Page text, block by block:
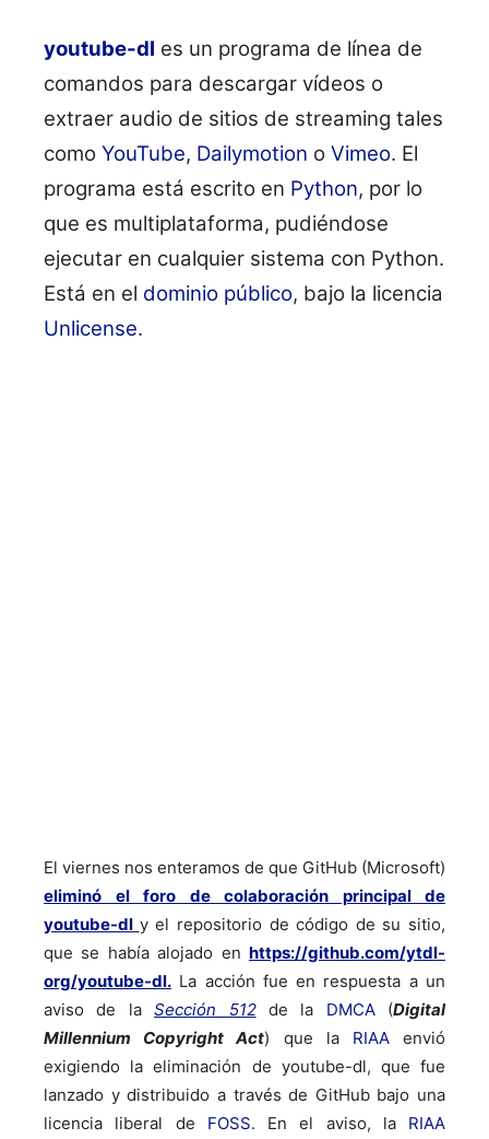
youtube-dl es un programa de línea de
comandos para descargar vídeos o
extraer audio de sitios de streaming tales
como YouTube, Dailymotion o Vimeo. El
programa está escrito en Python, por lo
que es multiplataforma, pudiéndose
ejecutar en cualquier sistema con Python.
Está en el dominio público, bajo la licencia
Unlicense.
El viernes nos enteramos de que GitHub (Microsoft)
eliminó el foro de colaboración principal de
youtube-dl y el repositorio de código de su sitio,
que se había alojado en https://github.com/ytdl-
org/youtube-dl. La acción fue en respuesta a un
aviso de laSección 512de la DMCA(Digital
Millennium Copyright Act) que la RIAAenvió
exigiendo la eliminación de youtube-dl, que fue
lanzado y distribuido a través de GitHub bajo una
licencia liberal de FOSS. En el aviso, la RIAA